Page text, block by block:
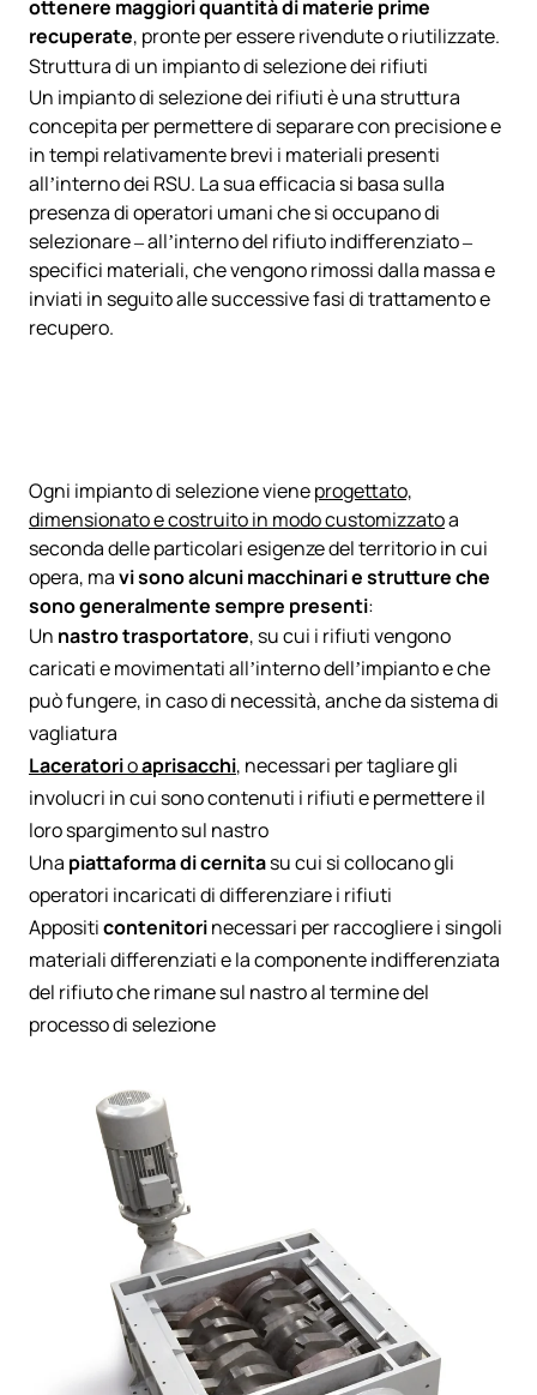
ottenere maggiori quantità di materie prime
recuperate, pronte per essere rivendute o riutilizzate.
Struttura di un impianto di selezione dei rifiuti
Un impianto di selezione dei rifiuti è una struttura
concepita per permettere di separare con precisione e
in tempi relativamente brevi i materiali presenti
all’interno dei RSU. La sua efficacia si basa sulla
presenza di operatori umani che si occupano di
selezionare – all’interno del rifiuto indifferenziato –
specifici materiali, che vengono rimossi dalla massa e
inviati in seguito alle successive fasi di trattamento e
recupero.
Ogni impianto di selezione vieneprogettato,
dimensionato e costruito in modo customizzatoa
seconda delle particolari esigenze del territorio in cui
opera, mavi sono alcuni macchinari e strutture che
sono generalmente sempre presenti:
Un nastro trasportatore, su cui i rifiuti vengono
caricati e movimentati all’interno dell’impianto e che
può fungere, in caso di necessità, anche da sistema di
vagliatura
Laceratorioaprisacchi, necessari per tagliare gli
involucri in cui sono contenuti i rifiuti e permettere il
loro spargimento sul nastro
Una piattaforma di cernitasu cui si collocano gli
operatori incaricati di differenziare i rifiuti
Appositicontenitorinecessari per raccogliere i singoli
materiali differenziati e la componente indifferenziata
del rifiuto che rimane sul nastro al termine del
processo di selezione